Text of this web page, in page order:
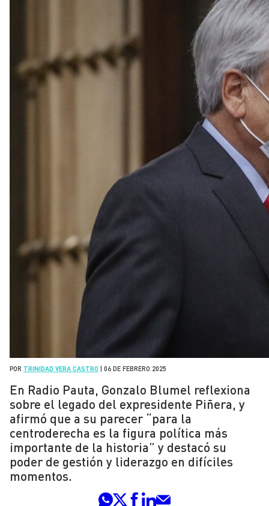
Señal 2
POR TRINIDAD VERA CASTRO 06 DE FEBRERO 2025
En Radio Pauta, Gonzalo Blumel reflexiona
sobre el legado del expresidente Piñera, y
afirmó que a su parecer “para la
centroderecha es la figura política más
importante de la historia” y destacó su
poder de gestión y liderazgo en difíciles
momentos.